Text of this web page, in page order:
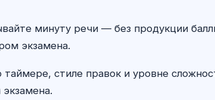
минуту речи — без продукции
экзамена.
стиле правок и уровне